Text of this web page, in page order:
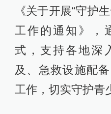
《关于开展“守护
工作的通知》，
式，支持各地深
及、急救设施配
工作，切实守护青